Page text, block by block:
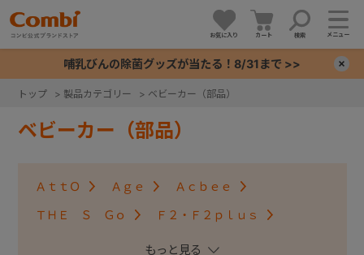
お気に入り カート 検索 メニュー
哺乳びんの除菌グッズが当たる！8/31まで >>
トップ > 製品カテゴリー > ベビーカー（部品）
ベビーカー（部品）
ＡｔｔＯ Ａｇｅ Ａｃｂｅｅ
ＴＨＥ Ｓ Ｇｏ Ｆ２・Ｆ２ｐｌｕｓ
アンブレッタ４キャス クロスゴー